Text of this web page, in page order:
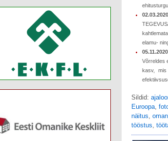
02.03.2020
elamu-
05.11.2020
Võrreldes
kasv, mis
Sildid:
Euroopa,
näitus
tööstus